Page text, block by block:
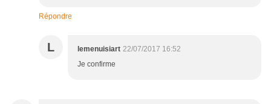
Répondre
L lemenuisiart 22/07/2017 16:52
Je confirme